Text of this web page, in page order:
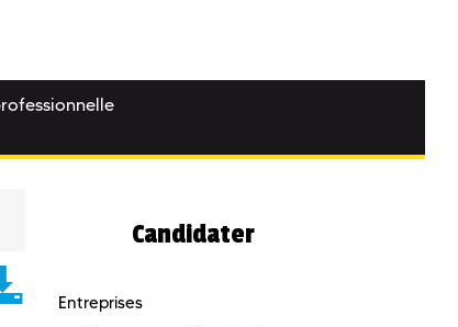
Candidater
Entreprises